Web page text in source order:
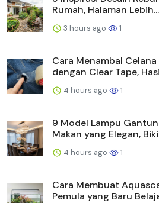
Rumah, Halaman Lebih...
3 hours ago 1
Cara Menambal
dengan Clear Tape,
4 hours ago 1
9 Model Lampu
Makan yang Elegan,
4 hours ago 1
Cara Membuat
Pemula yang Baru